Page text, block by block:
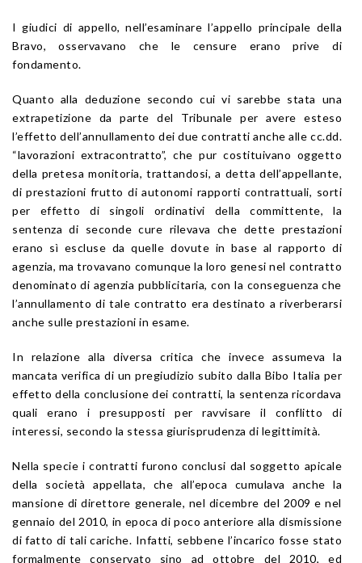
I giudici di appello, nell’esaminare l’appello principale della
Bravo, osservavano che le censure erano prive di
fondamento.
Quanto alla deduzione secondo cui vi sarebbe stata una
extrapetizione da parte del Tribunale per avere esteso
l’effetto dell’annullamento dei due contratti anche alle cc.dd.
“lavorazioni extracontratto”, che pur costituivano oggetto
della pretesa monitoria, trattandosi, a detta dell’appellante,
di prestazioni frutto di autonomi rapporti contrattuali, sorti
per effetto di singoli ordinativi della committente, la
sentenza di seconde cure rilevava che dette prestazioni
erano sì escluse da quelle dovute in base al rapporto di
agenzia, ma trovavano comunque la loro genesi nel contratto
denominato di agenzia pubblicitaria, con la conseguenza che
l’annullamento di tale contratto era destinato a riverberarsi
anche sulle prestazioni in esame.
In relazione alla diversa critica che invece assumeva la
mancata verifica di un pregiudizio subito dalla Bibo Italia per
effetto della conclusione dei contratti, la sentenza ricordava
quali erano i presupposti per ravvisare il conflitto di
interessi, secondo la stessa giurisprudenza di legittimità.
Nella specie i contratti furono conclusi dal soggetto apicale
della società appellata, che all’epoca cumulava anche la
mansione di direttore generale, nel dicembre del 2009 e nel
gennaio del 2010, in epoca di poco anteriore alla dismissione
di fatto di tali cariche. Infatti, sebbene l’incarico fosse stato
formalmente conservato sino ad ottobre del 2010, ed